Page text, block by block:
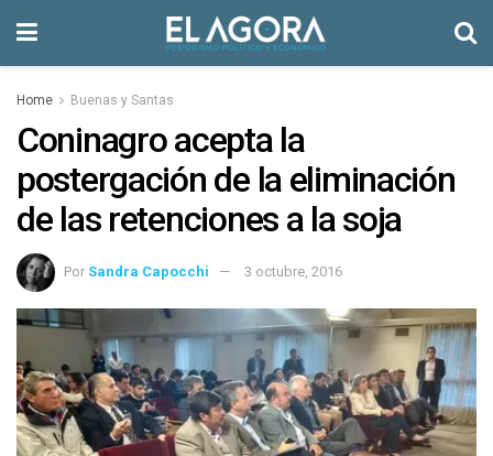
Home Buenas y Santas
Coninagro acepta la
postergación de la eliminación
de las retenciones a la soja
Por Sandra Capocchi 3 octubre, 2016